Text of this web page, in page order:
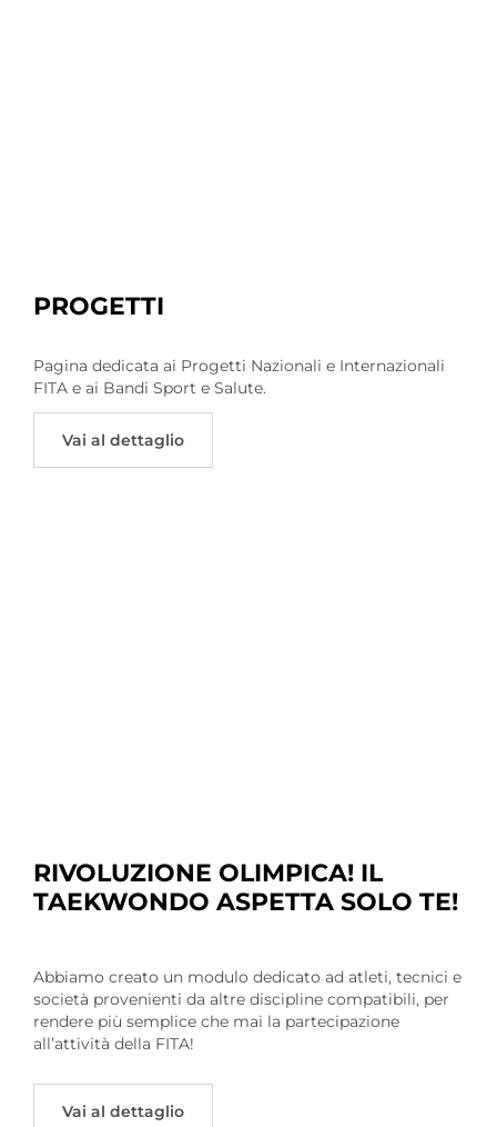
PROGETTI
Pagina dedicata ai Progetti Nazionali e Internazionali
FITA e ai Bandi Sport e Salute.
Vai al dettaglio
RIVOLUZIONE OLIMPICA! IL
TAEKWONDO ASPETTA SOLO TE!
Abbiamo creato un modulo dedicato ad atleti, tecnici e
società provenienti da altre discipline compatibili, per
rendere più semplice che mai la partecipazione
all’attività della FITA!
Vai al dettaglio